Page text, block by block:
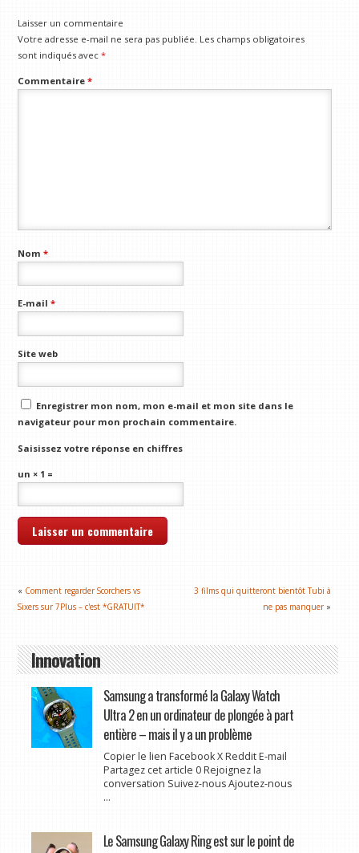
Laisser un commentaire
Votre adresse e-mail ne sera pas publiée. Les champs obligatoires
sont indiqués avec*
Commentaire*
Nom*
E-mail*
Site web
Enregistrer mon nom, mon e-mail et mon site dans le
navigateur pour mon prochain commentaire.
Saisissez votre réponse en chiffres
un × 1 =
« Comment regarder Scorchers vs
Sixers sur 7Plus – c'est *GRATUIT*
3 films qui quitteront bientôt Tubi à
ne pas manquer »
Innovation
Samsung a transformé la Galaxy Watch
Ultra 2 en un ordinateur de plongée à part
entière – mais il y a un problème
Copier le lien Facebook X Reddit E-mail
Partagez cet article 0 Rejoignez la
conversation Suivez-nous Ajoutez-nous
...
Le Samsung Galaxy Ring est sur le point de